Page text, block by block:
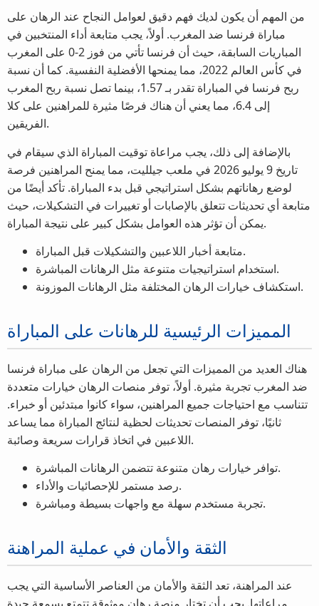
من المهم أن يكون لديك فهم دقيق لعوامل النجاح عند الرهان على
مباراة فرنسا ضد المغرب. أولاً، يجب متابعة أداء المنتخبين في
المباريات السابقة، حيث أن فرنسا تأتي من فوز 2-0 على المغرب
في كأس العالم 2022، مما يمنحها الأفضلية النفسية. كما أن نسبة
ربح فرنسا في المباراة تقدر بـ 1.57، بينما تصل نسبة ربح المغرب
إلى 6.4، مما يعني أن هناك فرصًا مثيرة للمراهنين على كلا
الفريقين.
بالإضافة إلى ذلك، يجب مراعاة توقيت المباراة الذي سيقام في
تاريخ 9 يوليو 2026 في ملعب جيلليت، مما يمنح المراهنين فرصة
لوضع رهاناتهم بشكل استراتيجي قبل بدء المباراة. تأكد أيضًا من
متابعة أي تحديثات تتعلق بالإصابات أو تغييرات في التشكيلات، حيث
يمكن أن تؤثر هذه العوامل بشكل كبير على نتيجة المباراة.
متابعة أخبار اللاعبين والتشكيلات قبل المباراة.
استخدام استراتيجيات متنوعة مثل الرهانات المباشرة.
استكشاف خيارات الرهان المختلفة مثل الرهانات الموزونة.
المميزات الرئيسية للرهانات على المباراة
هناك العديد من المميزات التي تجعل من الرهان على مباراة فرنسا
ضد المغرب تجربة مثيرة. أولاً، توفر منصات الرهان خيارات متعددة
تتناسب مع احتياجات جميع المراهنين، سواء كانوا مبتدئين أو خبراء.
ثانيًا، توفر المنصات تحديثات لحظية لنتائج المباراة مما يساعد
اللاعبين في اتخاذ قرارات سريعة وصائبة.
توافر خيارات رهان متنوعة تتضمن الرهانات المباشرة.
رصد مستمر للإحصائيات والأداء.
تجربة مستخدم سهلة مع واجهات بسيطة ومباشرة.
الثقة والأمان في عملية المراهنة
عند المراهنة، تعد الثقة والأمان من العناصر الأساسية التي يجب